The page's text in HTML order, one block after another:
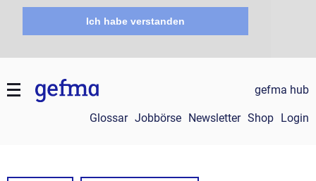
Ich habe verstanden
gefma hub
Glossar Jobbörse Newsletter Shop Login